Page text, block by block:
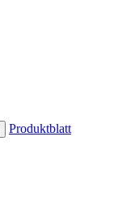
Produktblatt